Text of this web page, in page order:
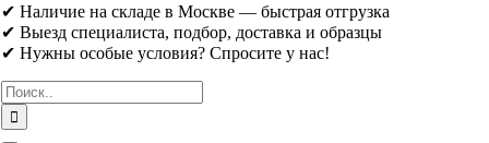
✔ Наличие на складе в Москве — быстрая отгрузка
✔ Выезд специалиста, подбор, доставка и образцы
✔ Нужны особые условия? Спросите у нас!
Результат
поиска: